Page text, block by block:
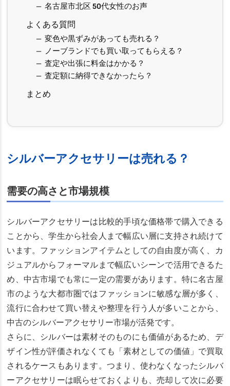
名古屋市北区 50代女性のお声
よくある質問
変色や黒ずみがあっても売れる？
ノーブランドでも買い取ってもらえる？
査定や出張に料金はかかる？
査定額に納得できなかったら？
まとめ
シルバーアクセサリーは売れる？
需要の高さと市場規模
シルバーアクセサリーは比較的手頃な価格帯で購入できる
ことから、学生から社会人まで幅広い層に支持され続けて
います。ファッションアイテムとしての自由度が高く、カ
ジュアルからフォーマルまで幅広いシーンで活用できるた
め、中古市場でも常に一定の需要があります。特に名古屋
市のような大都市圏ではファッションに敏感な層が多く、
流行に合わせて買い替えや整理を行う人が多いことから、
中古のシルバーアクセサリー市場が活発です。
さらに、シルバーは素材そのものにも価値があるため、デ
ザイン性が評価されなくても「素材としての価値」で買取
されるケースもあります。つまり、使わなくなったシルバ
ーアクセサリーは眠らせておくよりも、売却して次に必要